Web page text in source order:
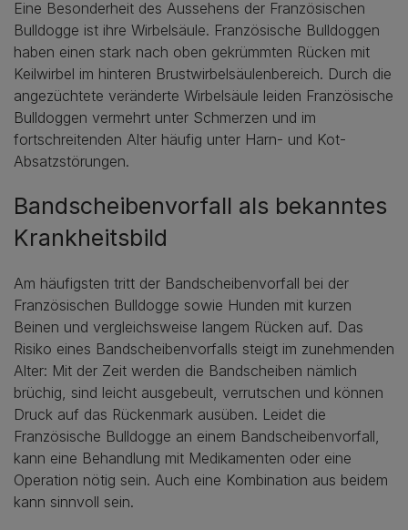
Eine Besonderheit des Aussehens der Französischen
Bulldogge ist ihre Wirbelsäule. Französische Bulldoggen
haben einen stark nach oben gekrümmten Rücken mit
Keilwirbel im hinteren Brustwirbelsäulenbereich. Durch die
angezüchtete veränderte Wirbelsäule leiden Französische
Bulldoggen vermehrt unter Schmerzen und im
fortschreitenden Alter häufig unter Harn- und Kot-
Absatzstörungen.
Bandscheibenvorfall als bekanntes
Krankheitsbild
Am häufigsten tritt der Bandscheibenvorfall bei der
Französischen Bulldogge sowie Hunden mit kurzen
Beinen und vergleichsweise langem Rücken auf. Das
Risiko eines Bandscheibenvorfalls steigt im zunehmenden
Alter: Mit der Zeit werden die Bandscheiben nämlich
brüchig, sind leicht ausgebeult, verrutschen und können
Druck auf das Rückenmark ausüben. Leidet die
Französische Bulldogge an einem Bandscheibenvorfall,
kann eine Behandlung mit Medikamenten oder eine
Operation nötig sein. Auch eine Kombination aus beidem
kann sinnvoll sein.